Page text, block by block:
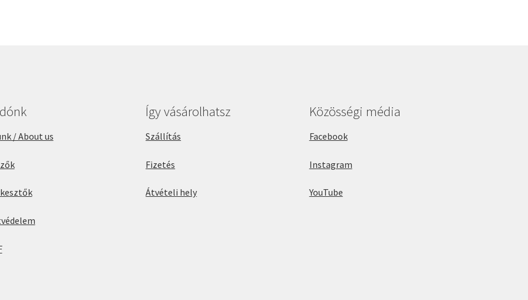
/ About us
Így vásárolhatsz
Szállítás
Fizetés
Átvételi hely
Közösségi média
Facebook
Instagram
YouTube